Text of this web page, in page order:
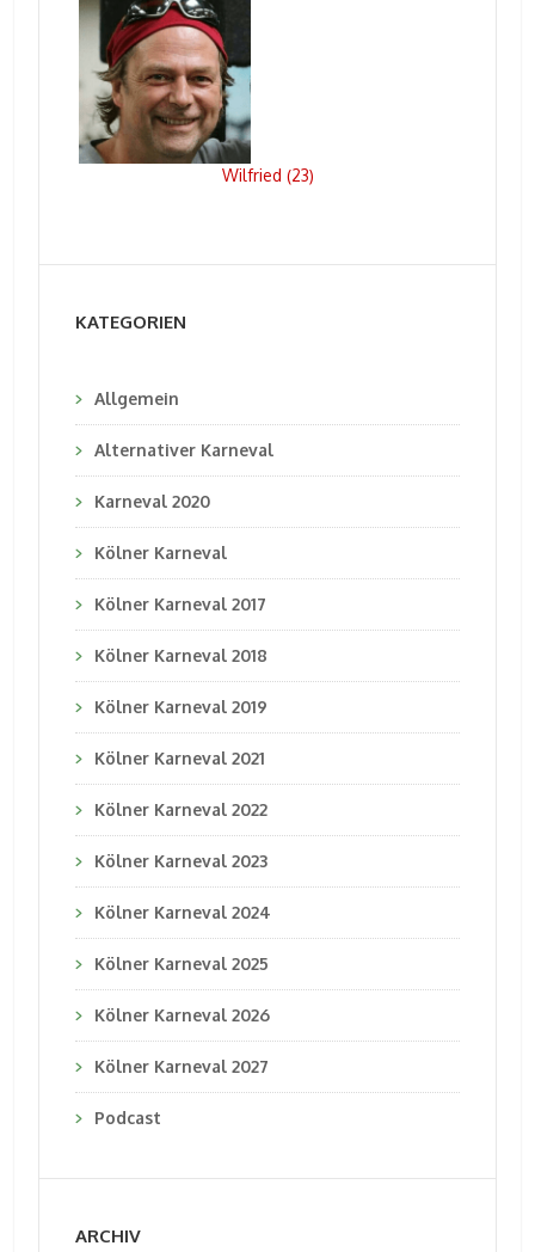
Wilfried (23)
KATEGORIEN
Allgemein
Alternativer Karneval
Karneval 2020
Kölner Karneval
Kölner Karneval 2017
Kölner Karneval 2018
Kölner Karneval 2019
Kölner Karneval 2021
Kölner Karneval 2022
Kölner Karneval 2023
Kölner Karneval 2024
Kölner Karneval 2025
Kölner Karneval 2026
Kölner Karneval 2027
Podcast
ARCHIV